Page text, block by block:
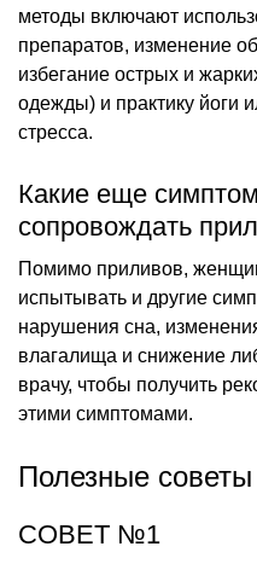
методы включают
препаратов, изменение
избегание острых и
одежды) и практику йоги
стресса.
Какие еще
сопровождать
Помимо приливов,
испытывать и другие
нарушения сна,
влагалища и снижение
врачу, чтобы получить
этими симптомами.
Полезные советы
СОВЕТ №1